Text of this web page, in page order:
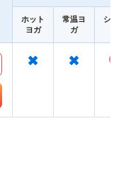
ホット
ヨガ
常温ヨ
ガ
シ
× ×